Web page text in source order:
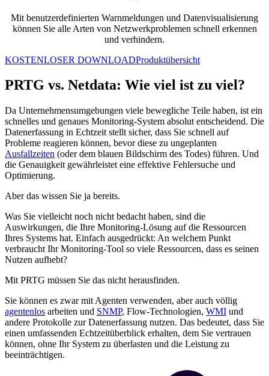
Mit benutzerdefinierten Warnmeldungen und Datenvisualisierung
können Sie alle Arten von Netzwerkproblemen schnell erkennen
und verhindern.
KOSTENLOSER DOWNLOADProduktübersicht
PRTG vs. Netdata: Wie viel ist zu viel?
Da Unternehmensumgebungen viele bewegliche Teile haben, ist ein
schnelles und genaues Monitoring-System absolut entscheidend. Die
Datenerfassung in Echtzeit stellt sicher, dass Sie schnell auf
Probleme reagieren können, bevor diese zu ungeplanten
Ausfallzeiten (oder dem blauen Bildschirm des Todes) führen. Und
die Genauigkeit gewährleistet eine effektive Fehlersuche und
Optimierung.
Aber das wissen Sie ja bereits.
Was Sie vielleicht noch nicht bedacht haben, sind die
Auswirkungen, die Ihre Monitoring-Lösung auf die Ressourcen
Ihres Systems hat. Einfach ausgedrückt: An welchem Punkt
verbraucht Ihr Monitoring-Tool so viele Ressourcen, dass es seinen
Nutzen aufhebt?
Mit PRTG müssen Sie das nicht herausfinden.
Sie können es zwar mit Agenten verwenden, aber auch völlig
agentenlos arbeiten und SNMP, Flow-Technologien, WMI und
andere Protokolle zur Datenerfassung nutzen. Das bedeutet, dass Sie
einen umfassenden Echtzeitüberblick erhalten, dem Sie vertrauen
können, ohne Ihr System zu überlasten und die Leistung zu
beeinträchtigen.